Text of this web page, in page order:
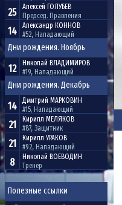
25 Алексей ГОЛУБЕВ
Председ. Правления
14 Александр КОННОВ
#52, Нападающий
Дни рождения. Ноябрь
12 Николай ВЛАДИМИРОВ
#19, Нападающий
Дни рождения. Декабрь
14 Дмитрий МАРКОВИН
#15, Нападающий
21 Кирилл МЕЛЯКОВ
#87, Защитник
21 Кирилл УРАКОВ
#92, Нападающий
8 Николай ВОЕВОДИН
Тренер
Полезные ссылки